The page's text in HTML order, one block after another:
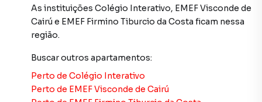
As instituições Colégio Interativo, EMEF Visconde de
Cairú e EMEF Firmino Tiburcio da Costa ficam nessa
região.
Buscar outros apartamentos:
Perto de Colégio Interativo
Perto de EMEF Visconde de Cairú